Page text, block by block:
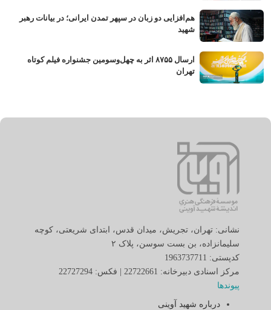
هم‌افزایی دو زبان در سپهر تمدن ایرانی؛ در بیانات رهبر
شهید
ارسال ۸۷۵۵ اثر به چهل‌وسومین جشنواره فیلم کوتاه
تهران
نشانی: تهران، تجریش، میدان قدس، ابتدای شریعتی، کوچه
سلیمانزاده، بن بست سوسن، پلاک ٢
کدپستی: 1963737711
مرکز اسنادی دبیرخانه: 22722661 | فکس: 22727294
پیوندها
درباره شهید آوینی